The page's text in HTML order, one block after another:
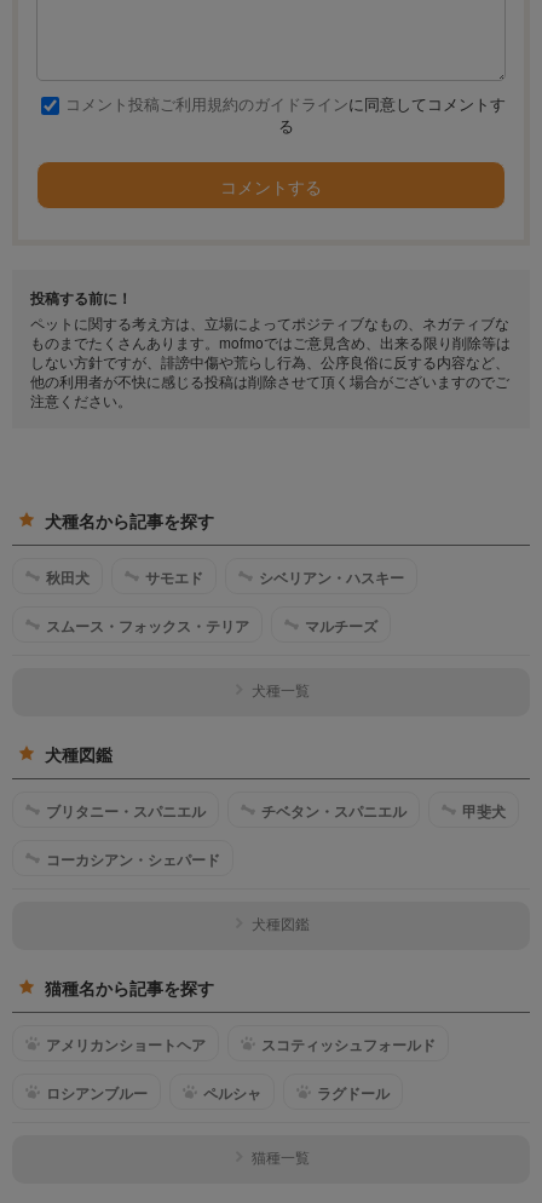
コメント投稿ご利用規約のガイドラインに同意してコメントす
る
コメントする
投稿する前に！
ペットに関する考え方は、立場によってポジティブなもの、ネガティブな
ものまでたくさんあります。mofmoではご意見含め、出来る限り削除等は
しない方針ですが、誹謗中傷や荒らし行為、公序良俗に反する内容など、
他の利用者が不快に感じる投稿は削除させて頂く場合がございますのでご
注意ください。
犬種名から記事を探す
秋田犬 サモエド シベリアン・ハスキー
スムース・フォックス・テリア マルチーズ
犬種一覧
犬種図鑑
ブリタニー・スパニエル チベタン・スパニエル 甲斐犬
コーカシアン・シェパード
犬種図鑑
猫種名から記事を探す
アメリカンショートヘア スコティッシュフォールド
ロシアンブルー ペルシャ ラグドール
猫種一覧